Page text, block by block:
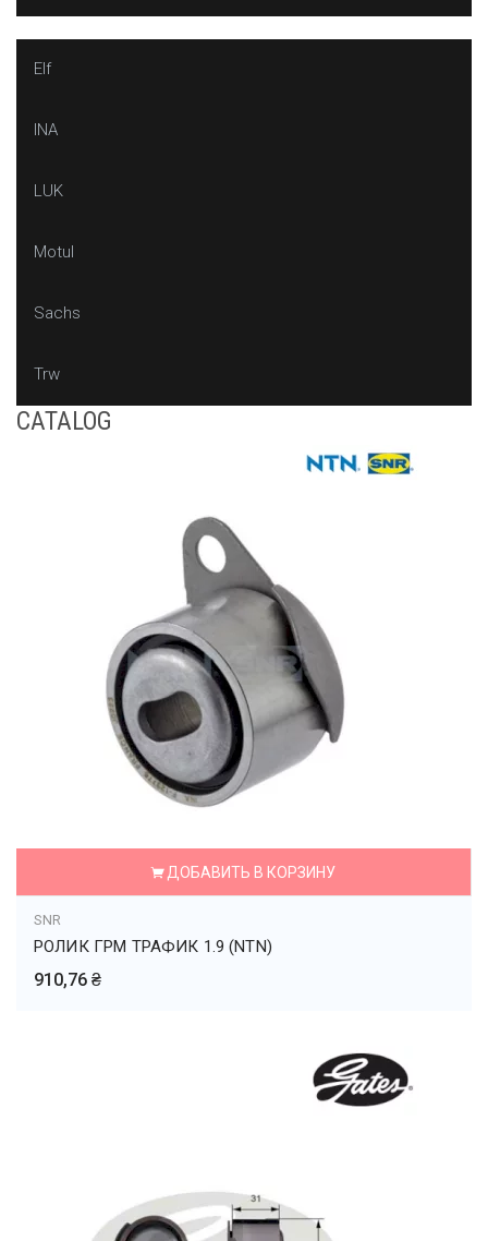
Elf
INA
LUK
Motul
Sachs
Trw
CATALOG
ДОБАВИТЬ В КОРЗИНУ
SNR
РОЛИК ГРМ ТРАФИК 1.9 (NTN)
910,76 ₴